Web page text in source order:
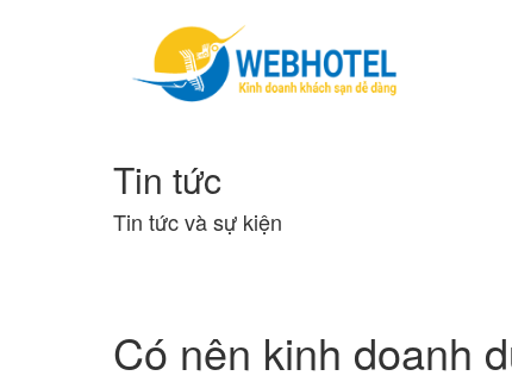
Tin tức
Tin tức và sự kiện
Có nên kinh doanh